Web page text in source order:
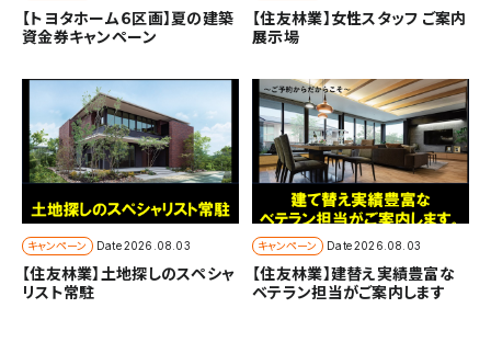
【トヨタホーム６区画】夏の建築
資金券キャンペーン
【住友林業】女性スタッフ ご案内
展示場
キャンペーン Date2026.08.03
【住友林業】土地探しのスペシャ
リスト常駐
キャンペーン Date2026.08.03
【住友林業】建替え実績豊富な
ベテラン担当がご案内します